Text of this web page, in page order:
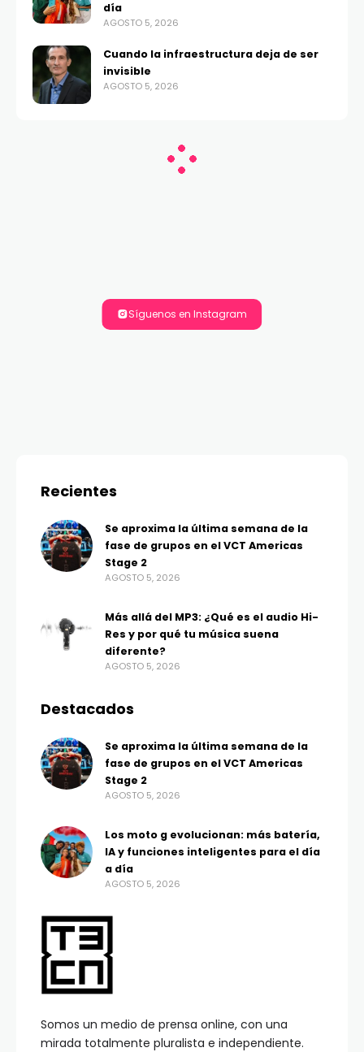
día
AGOSTO 5, 2026
Cuando la infraestructura deja de ser
invisible
AGOSTO 5, 2026
Síguenos en Instagram
Somos un medio de prensa online, con una
mirada totalmente pluralista e independiente.
Recientes
Se aproxima la última semana de la
fase de grupos en el VCT Americas
Stage 2
AGOSTO 5, 2026
Más allá del MP3: ¿Qué es el audio Hi-
Res y por qué tu música suena
diferente?
AGOSTO 5, 2026
Destacados
Se aproxima la última semana de la
fase de grupos en el VCT Americas
Stage 2
AGOSTO 5, 2026
Los moto g evolucionan: más batería,
IA y funciones inteligentes para el día
a día
AGOSTO 5, 2026